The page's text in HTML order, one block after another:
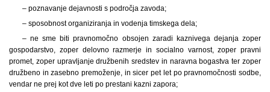
– poznavanje dejavnosti s področja zavoda;
– sposobnost organiziranja in vodenja timskega dela;
– ne sme biti pravnomočno obsojen zaradi kaznivega dejanja zoper
gospodarstvo, zoper delovno razmerje in socialno varnost, zoper pravni
promet, zoper upravljanje družbenih sredstev in naravna bogastva ter zoper
družbeno in zasebno premoženje, in sicer pet let po pravnomočnosti sodbe,
vendar ne prej kot dve leti po prestani kazni zapora;